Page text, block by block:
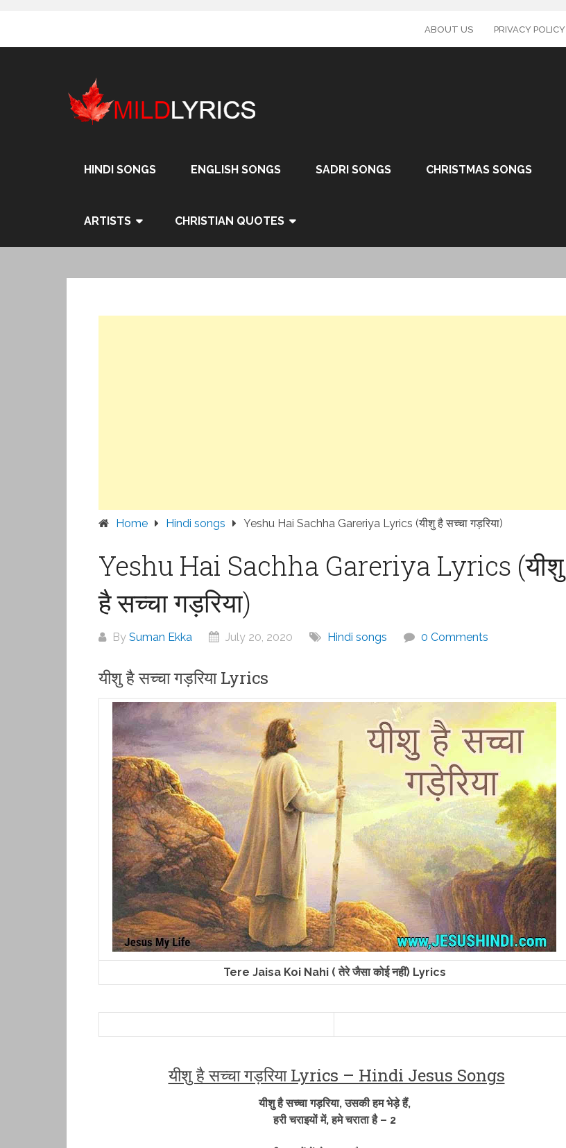
content
ABOUT US PRIVACY POLICY
HINDI SONGS ENGLISH SONGS SADRI SONGS CHRISTMAS SONGS
ARTISTS CHRISTIAN QUOTES
Home Hindi songs Yeshu Hai Sachha Gareriya Lyrics (यीशु है सच्चा गड़रिया)
Yeshu Hai Sachha Gareriya Lyrics (यीशु
है सच्चा गड़रिया)
By Suman Ekka July 20, 2020 Hindi songs 0 Comments
यीशु है सच्चा गड़रिया Lyrics
Tere Jaisa Koi Nahi ( तेरे जैसा कोई नहीं) Lyrics
यीशु है सच्चा गड़रिया Lyrics – Hindi Jesus Songs
यीशु है सच्चा गड़रिया, उसकी हम भेड़े हैं,
हरी चराइयों में, हमे चराता है – 2